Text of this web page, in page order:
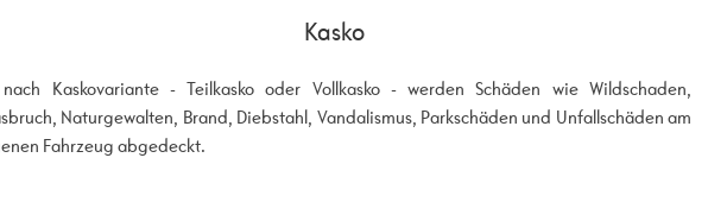
Kasko
Kaskovariante - Teilkasko oder Vollkasko - werden Schäden wie Wildschaden,
Naturgewalten, Brand, Diebstahl, Vandalismus, Parkschäden und Unfallschäden am
Fahrzeug abgedeckt.